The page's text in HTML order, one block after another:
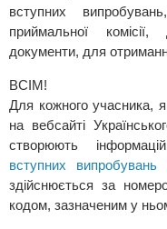
вступних
приймальної
документи, для
ВСІМ!
Для кожного учасника,
на вебсайті
створюють
вступних випробувань
здійснюється за
кодом, зазначеним у